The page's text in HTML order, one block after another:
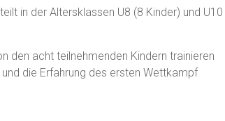
in der Altersklassen U8 (8 Kinder) und U10
den acht teilnehmenden Kindern trainieren
die Erfahrung des ersten Wettkampf